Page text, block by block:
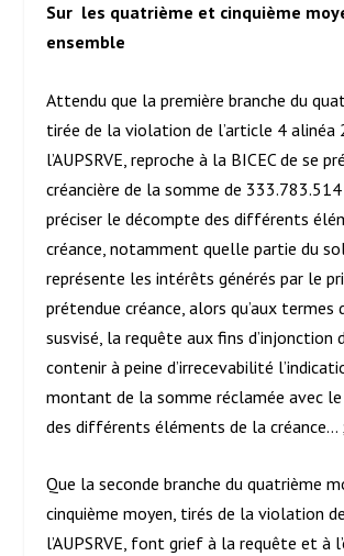
Sur les quatrième et cinquième
ensemble
Attendu que la première branche du
tirée de la violation de l’article 4 alinéa
l’AUPSRVE, reproche à la BICEC de se
créancière de la somme de 333.783.514
préciser le décompte des différents
créance, notamment quelle partie du
représente les intérêts générés par le
prétendue créance, alors qu’aux termes
susvisé, la requête aux fins d’injonction
contenir à peine d’irrecevabilité
montant de la somme réclamée avec
des différents éléments de la créance… ;
Que la seconde branche du quatrième
cinquième moyen, tirés de la violation
l’AUPSRVE, font grief à la requête et à